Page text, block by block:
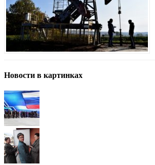
Новости в картинках